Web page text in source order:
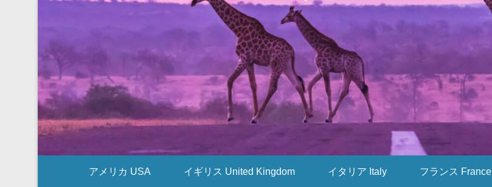
アメリカ USA イギリス United Kingdom イタリア Italy フランス France